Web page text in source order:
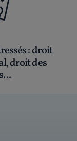
: droit
droit des